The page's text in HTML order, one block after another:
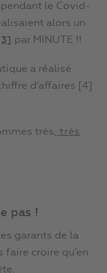
le Covid-
alors un
par MINUTE !!
a réalisé
d’affaires [4]
très, très
pas !
garants de la
faire croire qu’en